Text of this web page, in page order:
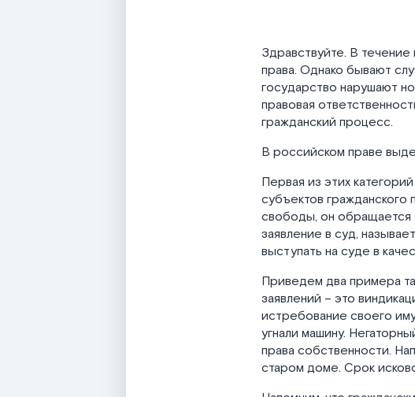
Здравствуйте. В
права. Однако бывают
государство нарушают
правовая
гражданский процесс.
В российском праве
Первая из этих
субъектов гражданского
свободы, он обращается
заявление в суд,
выступать на суде в
Приведем два примера
заявлений – это
истребование своего
угнали машину.
права собственности.
старом доме. Срок